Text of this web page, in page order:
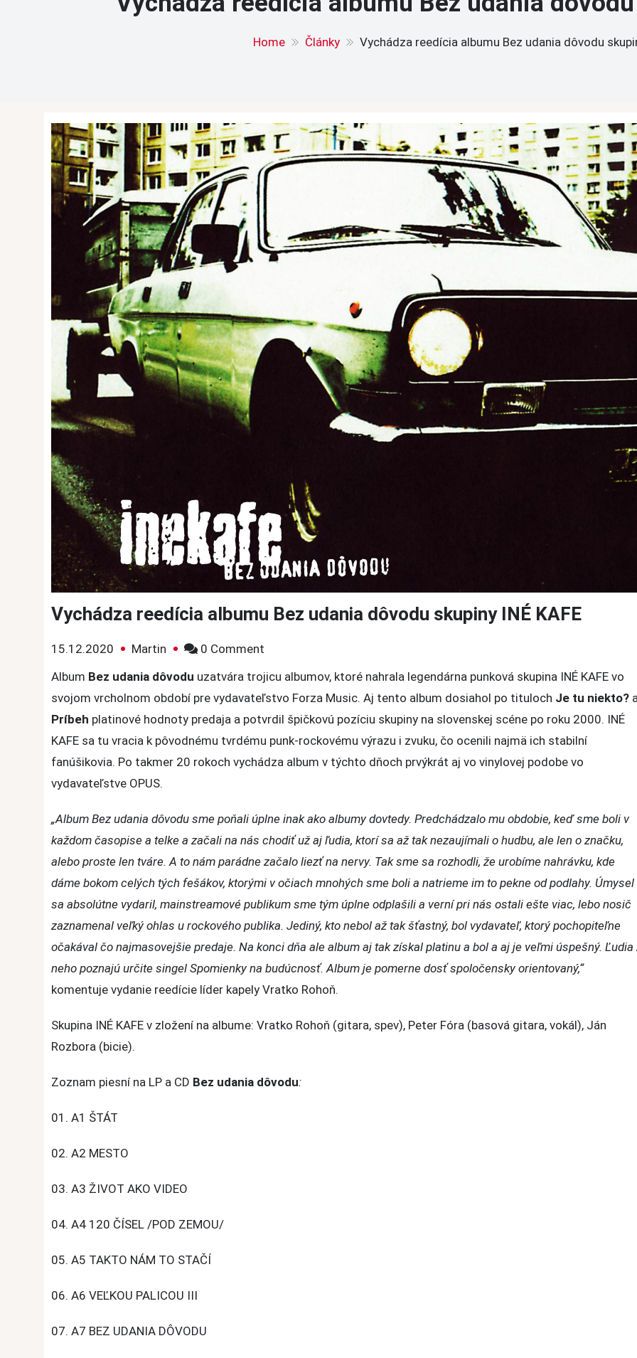
Home Články Vychádza reedícia albumu Bez udania dôvodu
Vychádza reedícia albumu Bez udania dôvodu skupiny INÉ KAFE
15.12.2020 Martin 0 Comment
reedícia
albumu
Bez
udania
dôvodu
KAFE
Album Bez udania dôvodu uzatvára trojicu albumov, ktoré nahrala legendárna punková skupina INÉ KAFE vo
svojom vrcholnom období pre vydavateľstvo Forza Music. Aj tento album dosiahol po tituloch Je tu niekto?
Príbeh platinové hodnoty predaja a potvrdil špičkovú pozíciu skupiny na slovenskej scéne po roku 2000. INÉ
KAFE sa tu vracia k pôvodnému tvrdému punk-rockovému výrazu i zvuku, čo ocenili najmä ich stabilní
fanúšikovia. Po takmer 20 rokoch vychádza album v týchto dňoch prvýkrát aj vo vinylovej podobe vo
vydavateľstve OPUS.
„Album Bez udania dôvodu sme poňali úplne inak ako albumy dovtedy. Predchádzalo mu obdobie, keď sme boli v
každom časopise a telke a začali na nás chodiť už aj ľudia, ktorí sa až tak nezaujímali o hudbu, ale len o značku,
alebo proste len tváre. A to nám parádne začalo liezť na nervy. Tak sme sa rozhodli, že urobíme nahrávku, kde
dáme bokom celých tých fešákov, ktorými v očiach mnohých sme boli a natrieme im to pekne od podlahy. Úmysel
sa absolútne vydaril, mainstreamové publikum sme tým úplne odplašili a verní pri nás ostali ešte viac, lebo nosič
zaznamenal veľký ohlas u rockového publika. Jediný, kto nebol až tak šťastný, bol vydavateľ, ktorý pochopiteľne
očakával čo najmasovejšie predaje. Na konci dňa ale album aj tak získal platinu a bol a aj je veľmi úspešný. Ľudia
neho poznajú určite singel Spomienky na budúcnosť. Album je pomerne dosť spoločensky orientovaný,“
komentuje vydanie reedície líder kapely Vratko Rohoň.
Skupina INÉ KAFE v zložení na albume: Vratko Rohoň (gitara, spev), Peter Fóra (basová gitara, vokál), Ján
Rozbora (bicie).
Zoznam piesní na LP a CD Bez udania dôvodu:
01. A1 ŠTÁT
02. A2 MESTO
03. A3 ŽIVOT AKO VIDEO
04. A4 120 ČÍSEL /POD ZEMOU/
05. A5 TAKTO NÁM TO STAČÍ
06. A6 VEĽKOU PALICOU III
07. A7 BEZ UDANIA DÔVODU